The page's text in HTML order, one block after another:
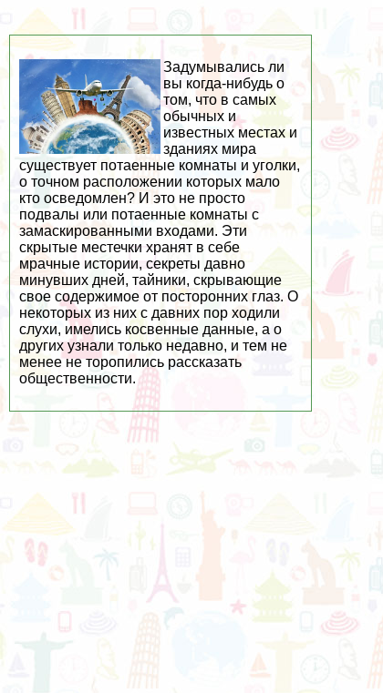
Задумывались ли
вы когда-нибудь о
том, что в самых
обычных и
известных местах и
зданиях мира
существует потаенные комнаты и уголки,
о точном расположении которых мало
кто осведомлен? И это не просто
подвалы или потаенные комнаты с
замаскированными входами. Эти
скрытые местечки хранят в себе
мрачные истории, секреты давно
минувших дней, тайники, скрывающие
свое содержимое от посторонних глаз. О
некоторых из них с давних пор ходили
слухи, имелись косвенные данные, а о
других узнали только недавно, и тем не
менее не торопились рассказать
общественности.